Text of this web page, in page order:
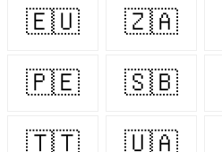
🇪🇺 🇿🇦
🇵🇪 🇸🇧
🇹🇹 🇺🇦